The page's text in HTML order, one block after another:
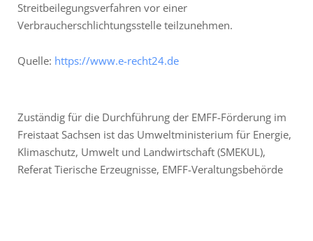
Streitbeilegungsverfahren vor einer
Verbraucherschlichtungsstelle teilzunehmen.
Quelle: https://www.e-recht24.de
Zuständig für die Durchführung der EMFF-Förderung im
Freistaat Sachsen ist das Umweltministerium für Energie,
Klimaschutz, Umwelt und Landwirtschaft (SMEKUL),
Referat Tierische Erzeugnisse, EMFF-Veraltungsbehörde